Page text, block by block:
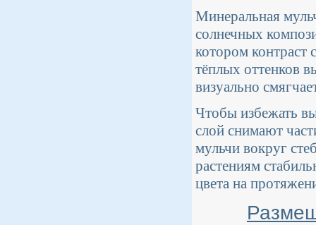
Минеральная
солнечных
котором
тёплых оттенков
визуально
Чтобы избежать
слой снимают
мульчи вокруг
растениям
цвета на